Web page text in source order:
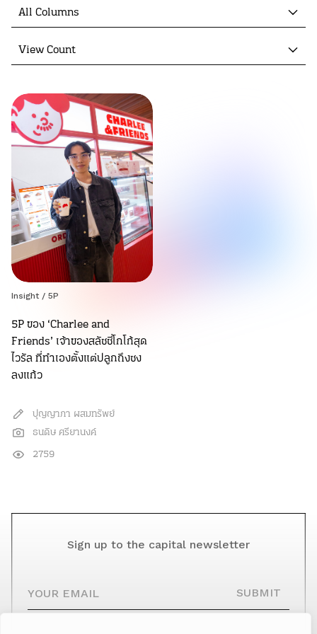
All Columns
View Count
Insight / 5P
5P ของ ‘Charlee and
Friends’ เจ้าของสลัชชี่โกโก้สุด
ไวรัล ที่ทำเองตั้งแต่ปลูกถึงชง
ลงแก้ว
ปุญญาภา ผสมทรัพย์
ธนดิษ ศรียานงค์
2759
Sign up to the capital newsletter
SUBMIT